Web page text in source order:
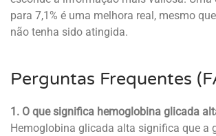
para 7,1% é uma melhora real, mesmo
não tenha sido atingida.
Perguntas Frequentes
1. O que significa hemoglobina glicada
Hemoglobina glicada alta significa que a